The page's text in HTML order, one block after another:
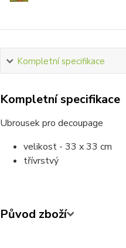
Kompletní specifikace
Kompletní specifikace
Ubrousek pro decoupage
velikost - 33 x 33 cm
třívrstvý
Původ zboží